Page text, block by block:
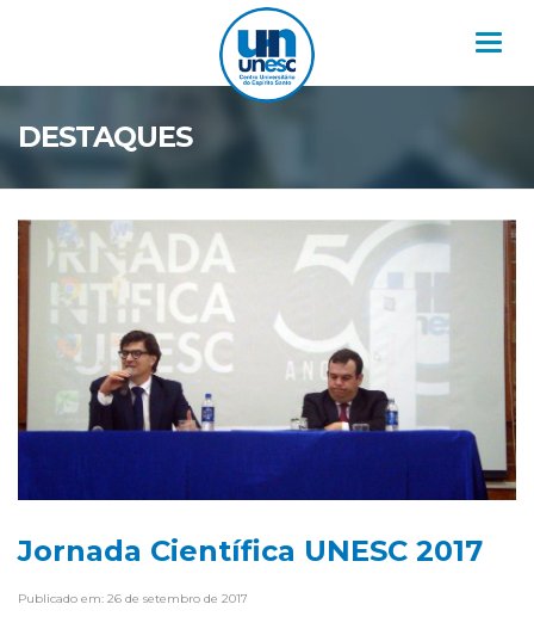
DESTAQUES
Jornada Científica UNESC 2017
Publicado em: 26 de setembro de 2017